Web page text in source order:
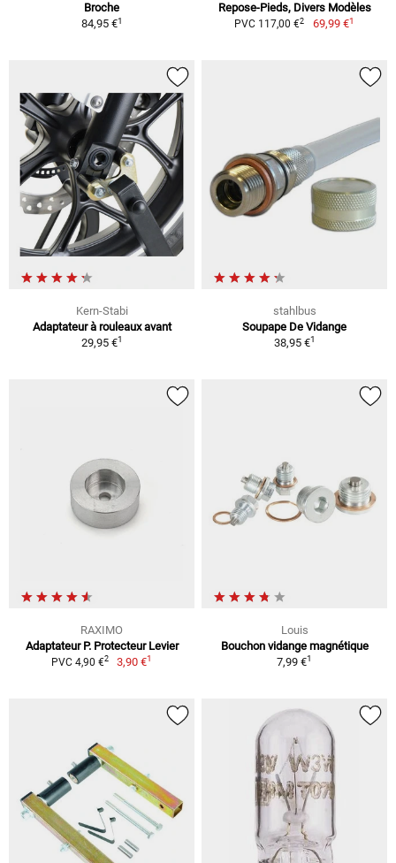
Broche
84,95 €1
Repose-Pieds, Divers Modèles
PVC 117,00 €2 69,99 €1
Kern-Stabi
Adaptateur à rouleaux avant
29,95 €1
stahlbus
Soupape De Vidange
38,95 €1
RAXIMO
Adaptateur P. Protecteur Levier
PVC 4,90 €2 3,90 €1
Louis
Bouchon vidange magnétique
7,99 €1